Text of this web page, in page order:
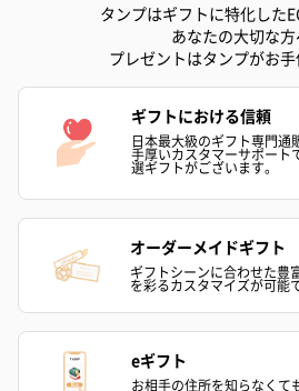
お酒を同梱してお届けいたします。
※20歳未満の方への酒類の販売はいたし
プレミアムビール イネ
ディット（712円）
実楽山田錦
タンプはギフトに特化した
あなたの大切な方
プレゼントはタンプがお手
ギフトにおける信頼
日本最大級のギフト専門通
手厚いカスタマーサポート
選ギフトがございます。
オーダーメイドギフト
ギフトシーンに合わせた豊
を彩るカスタマイズが可能
eギフト
お相手の住所を知らなくて